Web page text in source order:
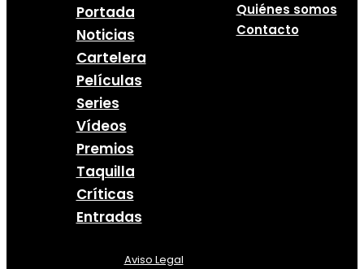
Portada
Noticias
Cartelera
Películas
Series
Vídeos
Premios
Taquilla
Críticas
Entradas
Quiénes somos
Contacto
Aviso Legal